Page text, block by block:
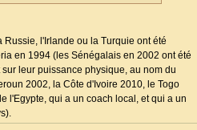
l'Irlande ou la Turquie ont été
en 1994 (les Sénégalais en 2002 ont été
leur puissance physique, au nom du
2002, la Côte d'Ivoire 2010, le Togo
l'Egypte, qui a un coach local, et qui a un